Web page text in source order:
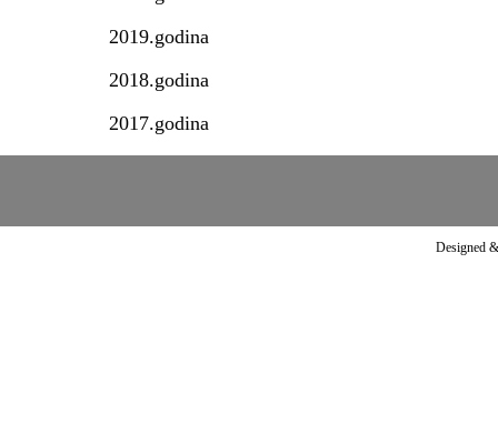
2019.godina
2018.godina
2017.godina
Designed